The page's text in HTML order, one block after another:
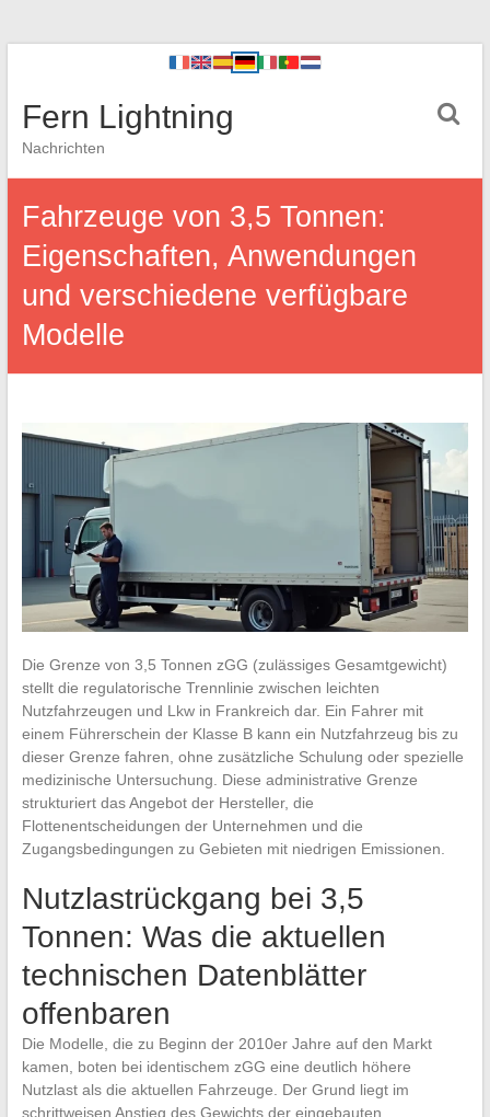
Fern Lightning
Nachrichten
Fahrzeuge von 3,5 Tonnen:
Eigenschaften, Anwendungen
und verschiedene verfügbare
Modelle
Die Grenze von 3,5 Tonnen zGG (zulässiges Gesamtgewicht)
stellt die regulatorische Trennlinie zwischen leichten
Nutzfahrzeugen und Lkw in Frankreich dar. Ein Fahrer mit
einem Führerschein der Klasse B kann ein Nutzfahrzeug bis zu
dieser Grenze fahren, ohne zusätzliche Schulung oder spezielle
medizinische Untersuchung. Diese administrative Grenze
strukturiert das Angebot der Hersteller, die
Flottenentscheidungen der Unternehmen und die
Zugangsbedingungen zu Gebieten mit niedrigen Emissionen.
Nutzlastrückgang bei 3,5
Tonnen: Was die aktuellen
technischen Datenblätter
offenbaren
Die Modelle, die zu Beginn der 2010er Jahre auf den Markt
kamen, boten bei identischem zGG eine deutlich höhere
Nutzlast als die aktuellen Fahrzeuge. Der Grund liegt im
schrittweisen Anstieg des Gewichts der eingebauten